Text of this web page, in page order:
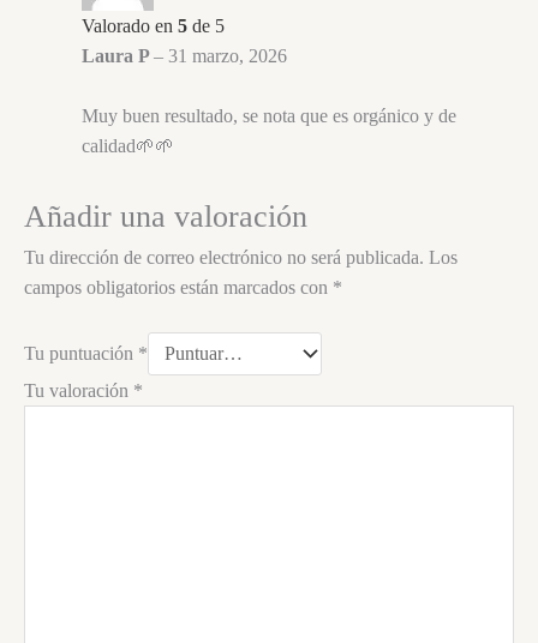
Valorado en 5 de 5
Laura P– 31 marzo, 2026
Muy buen resultado, se nota que es orgánico y de
calidad🌱🌱
Añadir una valoración
Tu dirección de correo electrónico no será publicada. Los
campos obligatorios están marcados con *
Tu puntuación *
Tu valoración *